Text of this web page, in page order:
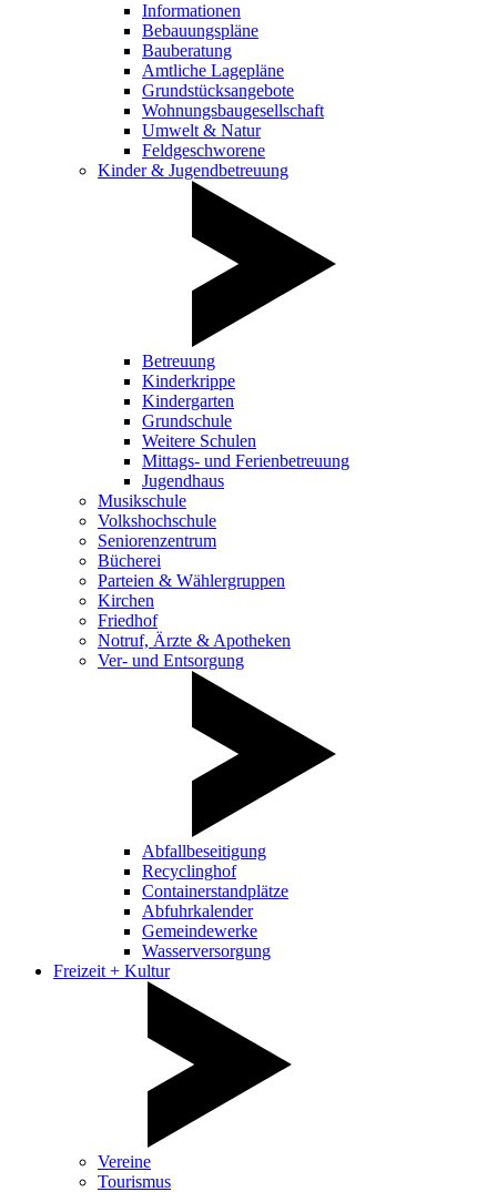
Informationen
Bebauungspläne
Bauberatung
Amtliche Lagepläne
Grundstücksangebote
Wohnungsbaugesellschaft
Umwelt & Natur
Feldgeschworene
Kinder & Jugendbetreuung
Betreuung
Kinderkrippe
Kindergarten
Grundschule
Weitere Schulen
Mittags- und Ferienbetreuung
Jugendhaus
Musikschule
Volkshochschule
Seniorenzentrum
Bücherei
Parteien & Wählergruppen
Kirchen
Friedhof
Notruf, Ärzte & Apotheken
Ver- und Entsorgung
Abfallbeseitigung
Recyclinghof
Containerstandplätze
Abfuhrkalender
Gemeindewerke
Wasserversorgung
Freizeit + Kultur
Vereine
Tourismus